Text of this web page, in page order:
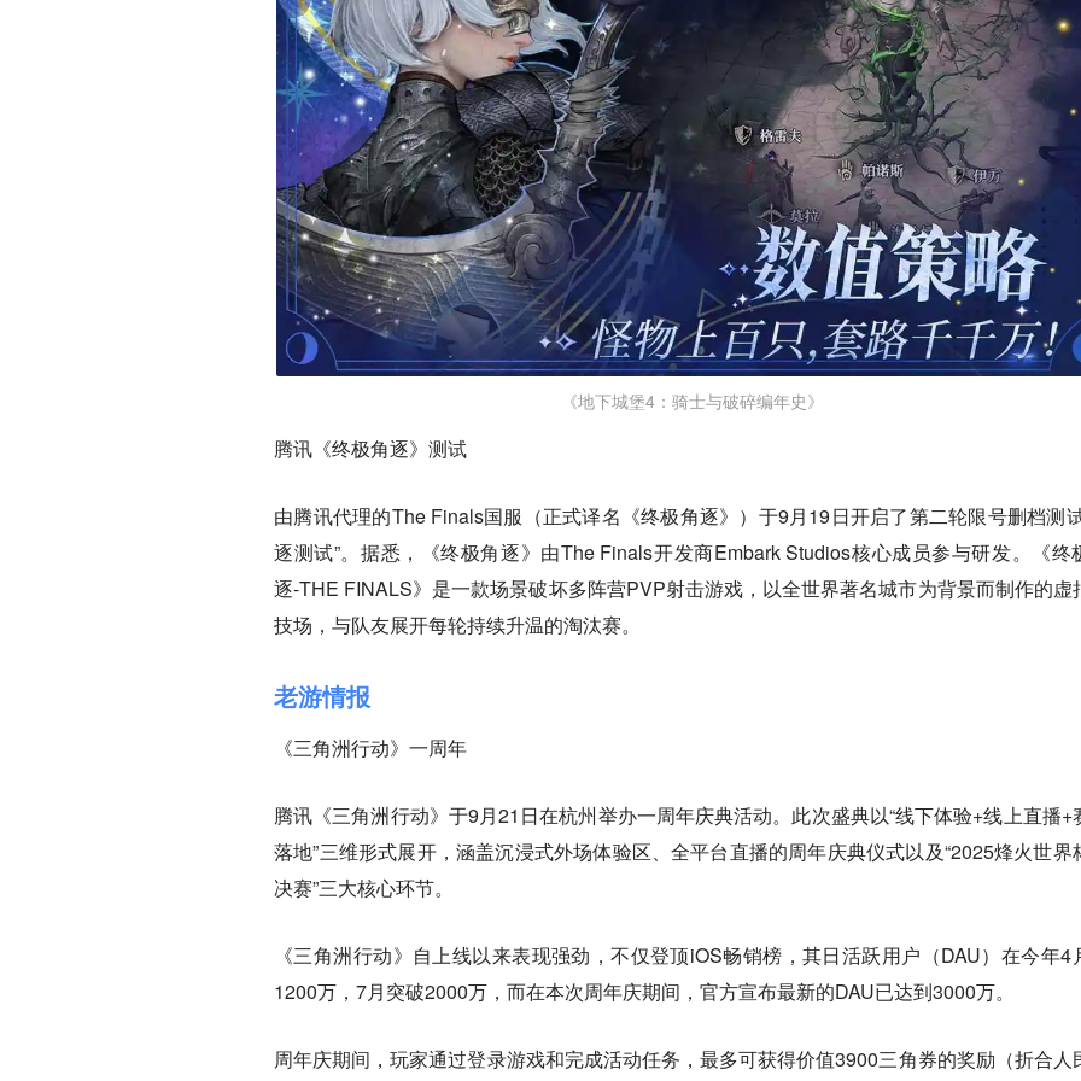
《地下城堡4：骑士与破碎编年史》
腾讯《终极角逐》测试
由腾讯代理的The Finals国服（正式译名《终极角逐》）于9月19日开启了第二轮限号删档测
逐测试”。据悉，《终极角逐》由The Finals开发商Embark Studios核心成员参与研发。《终
逐-THE FINALS》是一款场景破坏多阵营PVP射击游戏，以全世界著名城市为背景而制作的虚
技场，与队友展开每轮持续升温的淘汰赛。
老游情报
《三角洲行动》一周年
腾讯《三角洲行动》于9月21日在杭州举办一周年庆典活动。此次盛典以“线下体验+线上直播+
落地”三维形式展开，涵盖沉浸式外场体验区、全平台直播的周年庆典仪式以及“2025烽火世界
决赛”三大核心环节。
《三角洲行动》自上线以来表现强劲，不仅登顶iOS畅销榜，其日活跃用户（DAU）在今年4
1200万，7月突破2000万，而在本次周年庆期间，官方宣布最新的DAU已达到3000万。
周年庆期间，玩家通过登录游戏和完成活动任务，最多可获得价值3900三角券的奖励（折合人